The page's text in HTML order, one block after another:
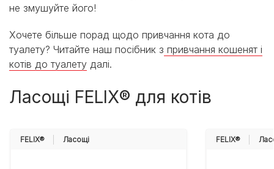
не змушуйте його!
Хочете більше порад щодо привчання кота до
туалету? Читайте наш посібник з привчання кошенят і
котів до туалету далі.
Ласощі FELIX® для котів
FELIX® Ласощі FELIX®